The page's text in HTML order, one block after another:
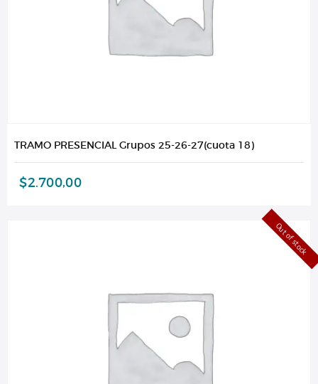
TRAMO PRESENCIAL Grupos 25-26-27(cuota 18)
$2.700,00
Out of stock